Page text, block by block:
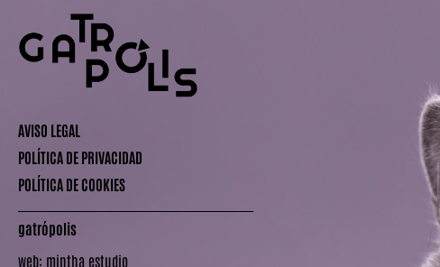
AVISO LEGAL
POLÍTICA DE PRIVACIDAD
POLÍTICA DE COOKIES
gatrópolis
web: mintha estudio